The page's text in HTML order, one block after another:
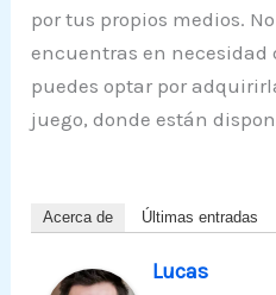
por tus propios medios.
encuentras en necesidad
puedes optar por
juego, donde están
Acerca de Últimas entradas
Lucas